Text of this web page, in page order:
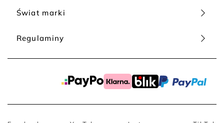
Świat marki
Regulaminy